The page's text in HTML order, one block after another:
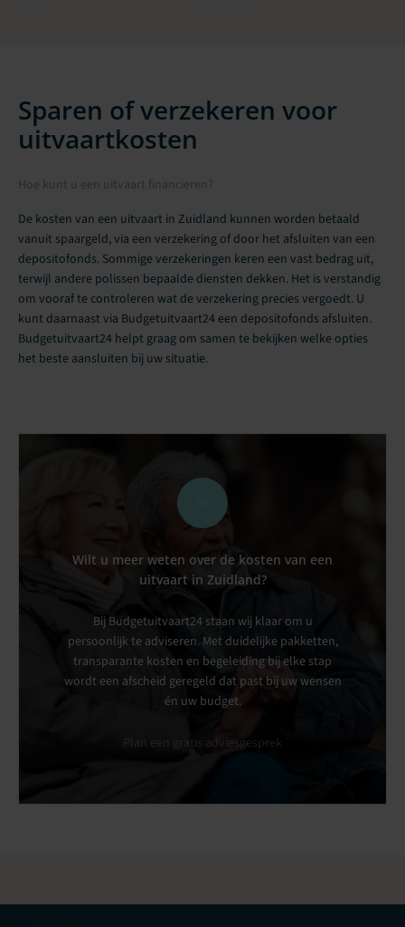
Sparen of verzekeren voor
uitvaartkosten
Hoe kunt u een uitvaart financieren?
De kosten van een uitvaart in Zuidland kunnen worden betaald
vanuit spaargeld, via een verzekering of door het afsluiten van een
depositofonds. Sommige verzekeringen keren een vast bedrag uit,
terwijl andere polissen bepaalde diensten dekken. Het is verstandig
om vooraf te controleren wat de verzekering precies vergoedt. U
kunt daarnaast via Budgetuitvaart24 een depositofonds afsluiten.
Budgetuitvaart24 helpt graag om samen te bekijken welke opties
het beste aansluiten bij uw situatie.
Wilt u meer weten over de kosten van een
uitvaart in Zuidland?
Bij Budgetuitvaart24 staan wij klaar om u
persoonlijk te adviseren. Met duidelijke pakketten,
transparante kosten en begeleiding bij elke stap
wordt een afscheid geregeld dat past bij uw wensen
én uw budget.
Plan een gratis adviesgesprek